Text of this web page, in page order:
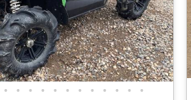
• • • • • • • • • • • •